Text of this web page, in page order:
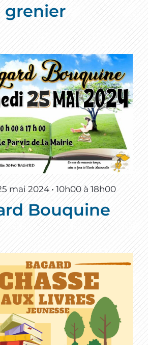
grenier
mai 2024 • 10h00 à 18h00
Bouquine